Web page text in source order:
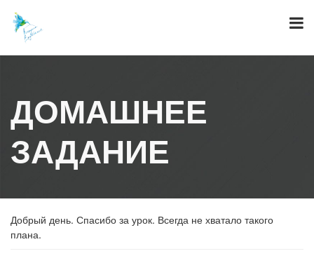
content
ДОМАШНЕЕ
ЗАДАНИЕ
Добрый день. Спасибо за урок. Всегда не хватало такого
плана.